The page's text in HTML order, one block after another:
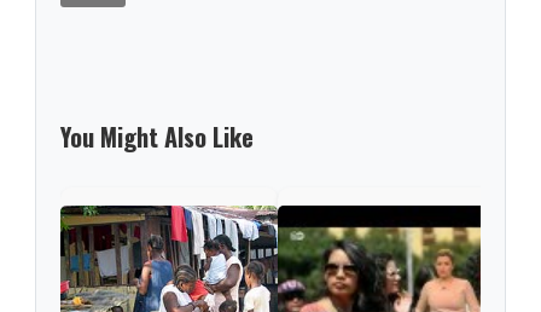
You Might Also Like